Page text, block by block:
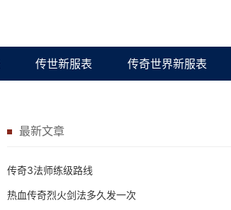
传世新服表 传奇世界新服表
最新文章
传奇3法师练级路线
热血传奇烈火剑法多久发一次